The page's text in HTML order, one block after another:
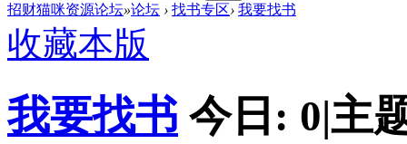
招财猫咪资源论坛»论坛 › 找书专区› 我要找书
收藏本版
我要找书 今日: 0|主